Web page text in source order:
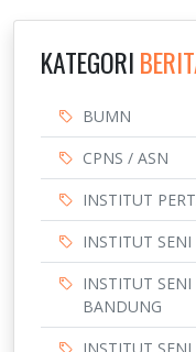
KATEGORI
BUMN
CPNS / ASN
INSTITUT
INSTITUT
INSTITUT
BANDUNG